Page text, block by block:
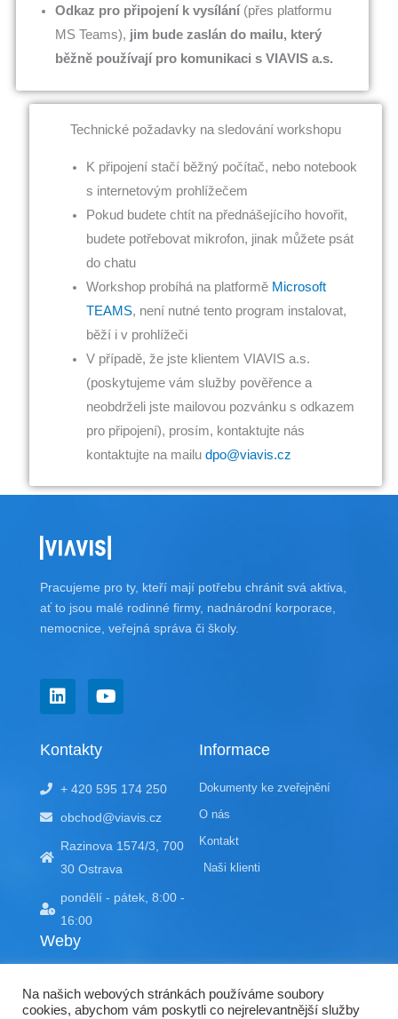
Odkaz pro připojení k vysílání(přes platformu
MS Teams), jim bude zaslán do mailu, který
běžně používají pro komunikaci s VIAVIS a.s.
Technické požadavky na sledování workshopu
K připojení stačí běžný počítač, nebo notebook
s internetovým prohlížečem
Pokud budete chtít na přednášejícího hovořit,
budete potřebovat mikrofon, jinak můžete psát
do chatu
Workshop probíhá na platformě Microsoft
TEAMS, není nutné tento program instalovat,
běží i v prohlížeči
V případě, že jste klientem VIAVIS a.s.
(poskytujeme vám služby pověřence a
neobdrželi jste mailovou pozvánku s odkazem
pro připojení), prosím, kontaktujte nás
kontaktujte na mailu dpo@viavis.cz
Pracujeme pro ty, kteří mají potřebu chránit svá aktiva,
ať to jsou malé rodinné firmy, nadnárodní korporace,
nemocnice, veřejná správa či školy.
L
i
e
n
Y
o
e
Kontakty
+ 420 595 174 250
obchod@viavis.cz
Razinova 1574/3, 700
30 Ostrava
pondělí - pátek, 8:00 -
16:00
Informace
Dokumenty ke zveřejnění
O nás
Kontakt
Naši klienti
Weby
doracompliant.cz
Na našich webových stránkách používáme soubory
cookies, abychom vám poskytli co nejrelevantnější služby